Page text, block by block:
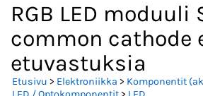
RGB LED moduuli
common cathode
etuvastuksia
Etusivu > Elektroniikka > Komponentit